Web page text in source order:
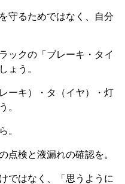
守るためではなく、自分
ックの「ブレーキ・タイ
ょう。
ーキ）・タ（イヤ）・灯
。
。
点検と液漏れの確認を。
ではなく、「思うように